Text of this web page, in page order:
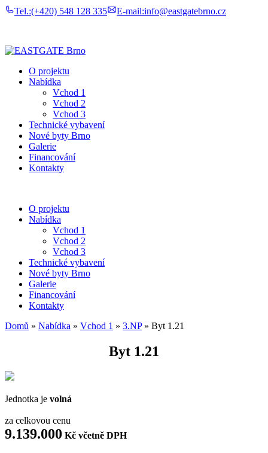
Tel.:(+420) 548 128 335 E-mail:info@eastgatebrno.cz
O projektu
Nabídka
Vchod 1
Vchod 2
Vchod 3
Technické vybavení
Nové byty Brno
Galerie
Financování
Kontakty
O projektu
Nabídka
Vchod 1
Vchod 2
Vchod 3
Technické vybavení
Nové byty Brno
Galerie
Financování
Kontakty
Domů » Nabídka » Vchod 1 » 3.NP» Byt 1.21
Byt 1.21
Jednotka je volná
za celkovou cenu
9.139.000 Kč včetně DPH